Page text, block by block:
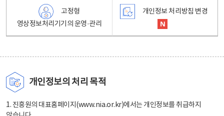
고정형
영상정보처리기기의 운영·관리
개인정보 처리방침 변경
개인정보의 처리 목적
1. 진흥원의 대표홈페이지(www.nia.or.kr)에서는 개인정보를 취급하지